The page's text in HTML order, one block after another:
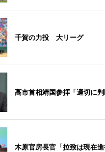
千賀の力投 大リーグ
高市首相靖国参拝「適切に判
木原官房長官「拉致は現在進